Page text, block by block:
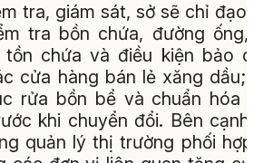
tra, giám sát, sở sẽ chỉ đạo
tra bồn chứa, đường
chứa và điều kiện bảo
cửa hàng bán lẻ xăng dầu;
rửa bồn bể và chuẩn hóa
khi chuyển đổi. Bên
quản lý thị trường phối